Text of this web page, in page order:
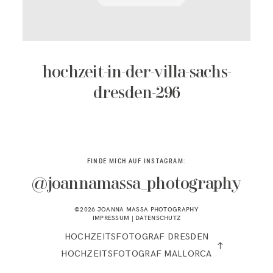
hochzeit-in-der-villa-sachs-
dresden-296
FINDE MICH AUF INSTAGRAM:
@joannamassa_photography
©2026 JOANNA MASSA PHOTOGRAPHY
IMPRESSUM | DATENSCHUTZ
HOCHZEITSFOTOGRAF DRESDEN
HOCHZEITSFOTOGRAF MALLORCA